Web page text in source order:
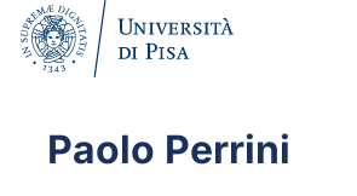
Paolo Perrini